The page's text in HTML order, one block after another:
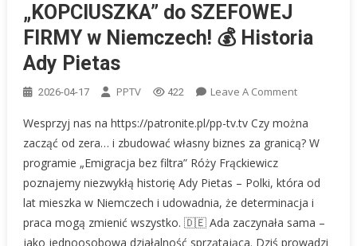
„KOPCIUSZKA” do SZEFOWEJ
FIRMY w Niemczech! 💰 Historia
Ady Pietas
2026-04-17 PPTV 422 Leave A CommentOn
Bez
Filtra.
Do
SZEFOWEJ
FIRMY
Wesprzyj nas na https://patronite.pl/pp-tv.tv Czy można
zacząć od zera… i zbudować własny biznes za granicą? W
programie „Emigracja bez filtra” Róży Frąckiewicz
poznajemy niezwykłą historię Ady Pietas – Polki, która od
lat mieszka w Niemczech i udowadnia, że determinacja i
praca mogą zmienić wszystko. 🇩🇪 Ada zaczynała sama –
jako jednoosobowa działalność sprzątająca. Dziś prowadzi